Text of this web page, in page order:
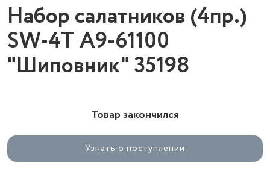
Набор салатников (4пр.)
SW-4T A9-61100
"Шиповник" 35198
Товар закончился
Узнать о поступлении